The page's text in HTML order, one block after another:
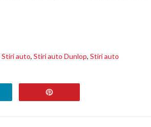
Stiri auto, Stiri auto Dunlop, Stiri auto